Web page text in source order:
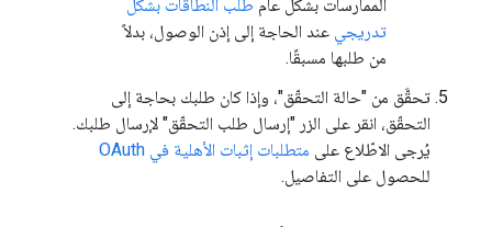
الممارسات بشكل عام طلب النطاقات بشكل
تدريجي عند الحاجة إلى إذن الوصول، بدلاً
من طلبها مسبقًا.
تحقَّق من "حالة التحقّق"، وإذا كان طلبك بحاجة إلى
التحقّق، انقر على الزر "إرسال طلب التحقّق" لإرسال طلبك.
يُرجى الاطّلاع على متطلبات إثبات الأهلية في OAuth
للحصول على التفاصيل.